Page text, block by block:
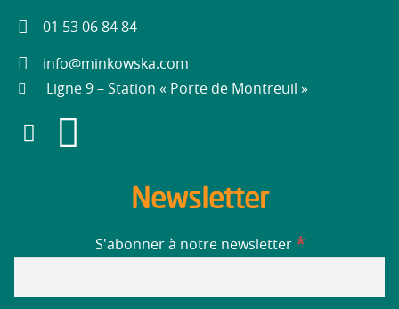
01 53 06 84 84
info@minkowska.com
Ligne 9 – Station « Porte de Montreuil »
Newsletter
S'abonner à notre newsletter *